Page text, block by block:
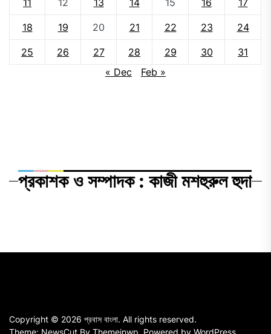
11 12 13 14 15 16 17
18 19 20 21 22 23 24
25 26 27 28 29 30
31
« Dec
Feb »
প্রকাশক ও সম্পাদক : কাজী মশহুরুল হুদা
Copyright © 2026 প্রবাস বাংলা. All rights reserved.
Theme: NewsCut By Themeinwp. Powered by WordPress.